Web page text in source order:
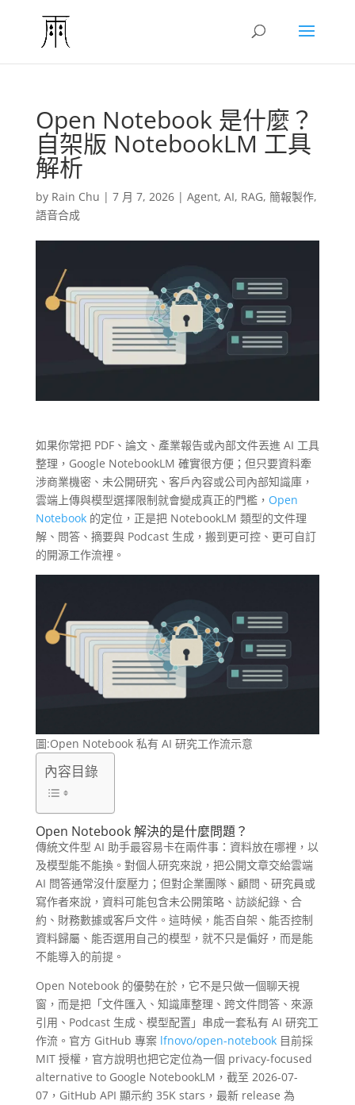
Open Notebook 是什麼？
自架版 NotebookLM 工具
解析
by Rain Chu | 7 月 7, 2026| Agent, AI, RAG, 簡報製作,
語音合成
如果你常把 PDF、論文、產業報告或內部文件丟進 AI 工具
整理，Google NotebookLM 確實很方便；但只要資料牽
涉商業機密、未公開研究、客戶內容或公司內部知識庫，
雲端上傳與模型選擇限制就會變成真正的門檻， Open
Notebook的定位，正是把 NotebookLM 類型的文件理
解、問答、摘要與 Podcast 生成，搬到更可控、更可自訂
的開源工作流裡。
圖:Open Notebook 私有 AI 研究工作流示意
內容目錄
Open Notebook 解決的是什麼問題？
傳統文件型 AI 助手最容易卡在兩件事：資料放在哪裡，以
及模型能不能換。對個人研究來說，把公開文章交給雲端
AI 問答通常沒什麼壓力；但對企業團隊、顧問、研究員或
寫作者來說，資料可能包含未公開策略、訪談紀錄、合
約、財務數據或客戶文件。這時候，能否自架、能否控制
資料歸屬、能否選用自己的模型，就不只是偏好，而是能
不能導入的前提。
Open Notebook 的優勢在於，它不是只做一個聊天視
窗，而是把「文件匯入、知識庫整理、跨文件問答、來源
引用、Podcast 生成、模型配置」串成一套私有 AI 研究工
作流。官方 GitHub 專案 lfnovo/open-notebook目前採
MIT 授權，官方說明也把它定位為一個 privacy-focused
alternative to Google NotebookLM，截至 2026-07-
07，GitHub API 顯示約 35K stars，最新 release 為